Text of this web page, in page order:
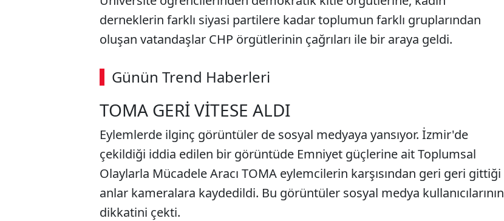
derneklerin farklı siyasi partilere kadar toplumun farklı gruplarından
oluşan vatandaşlar CHP örgütlerinin çağrıları ile bir araya geldi.
Günün Trend Haberleri
00:02 / 08:15
TOMA GERİ VİTESE ALDI
Eylemlerde ilginç görüntüler de sosyal medyaya yansıyor. İzmir'de
çekildiği iddia edilen bir görüntüde Emniyet güçlerine ait Toplumsal
Olaylarla Mücadele Aracı TOMA eylemcilerin karşısından geri geri gittiği
anlar kameralara kaydedildi. Bu görüntüler sosyal medya kullanıcılarının
dikkatini çekti.